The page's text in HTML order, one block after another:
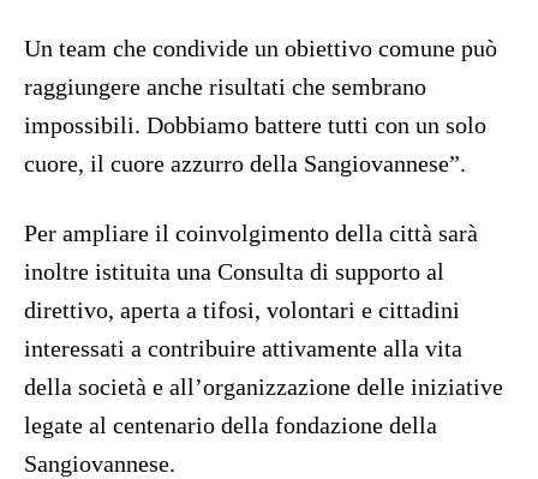
Un team che condivide un obiettivo comune può
raggiungere anche risultati che sembrano
impossibili. Dobbiamo battere tutti con un solo
cuore, il cuore azzurro della Sangiovannese”.
Per ampliare il coinvolgimento della città sarà
inoltre istituita una Consulta di supporto al
direttivo, aperta a tifosi, volontari e cittadini
interessati a contribuire attivamente alla vita
della società e all’organizzazione delle iniziative
legate al centenario della fondazione della
Sangiovannese.